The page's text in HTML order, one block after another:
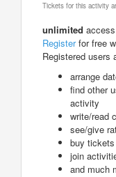
Tickets for this activity
unlimited
Registerfor free
Registered users
arrange
find other
activity
write/read
see/give
buy tickets
join
and much